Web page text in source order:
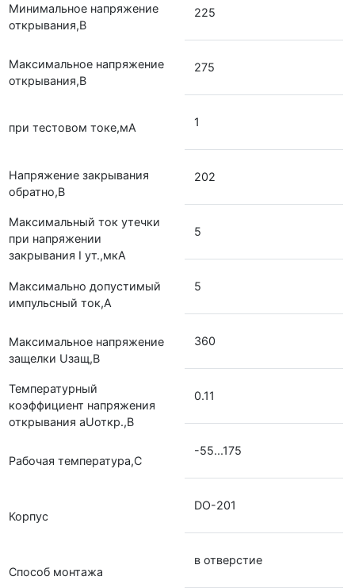
Минимальное напряжение
открывания,В
Максимальное напряжение
открывания,В
при тестовом токе,мА
Напряжение закрывания
обратно,В
Максимальный ток утечки
при напряжении
закрывания I ут.,мкА
Максимально допустимый
импульсный ток,А
Максимальное напряжение
защелки Uзащ,В
Температурный
коэффициент напряжения
открывания аUоткр.,В
Рабочая температура,С
Корпус
Способ монтажа
225
275
1
202
5
5
360
0.11
-55...175
DO-201
в отверстие